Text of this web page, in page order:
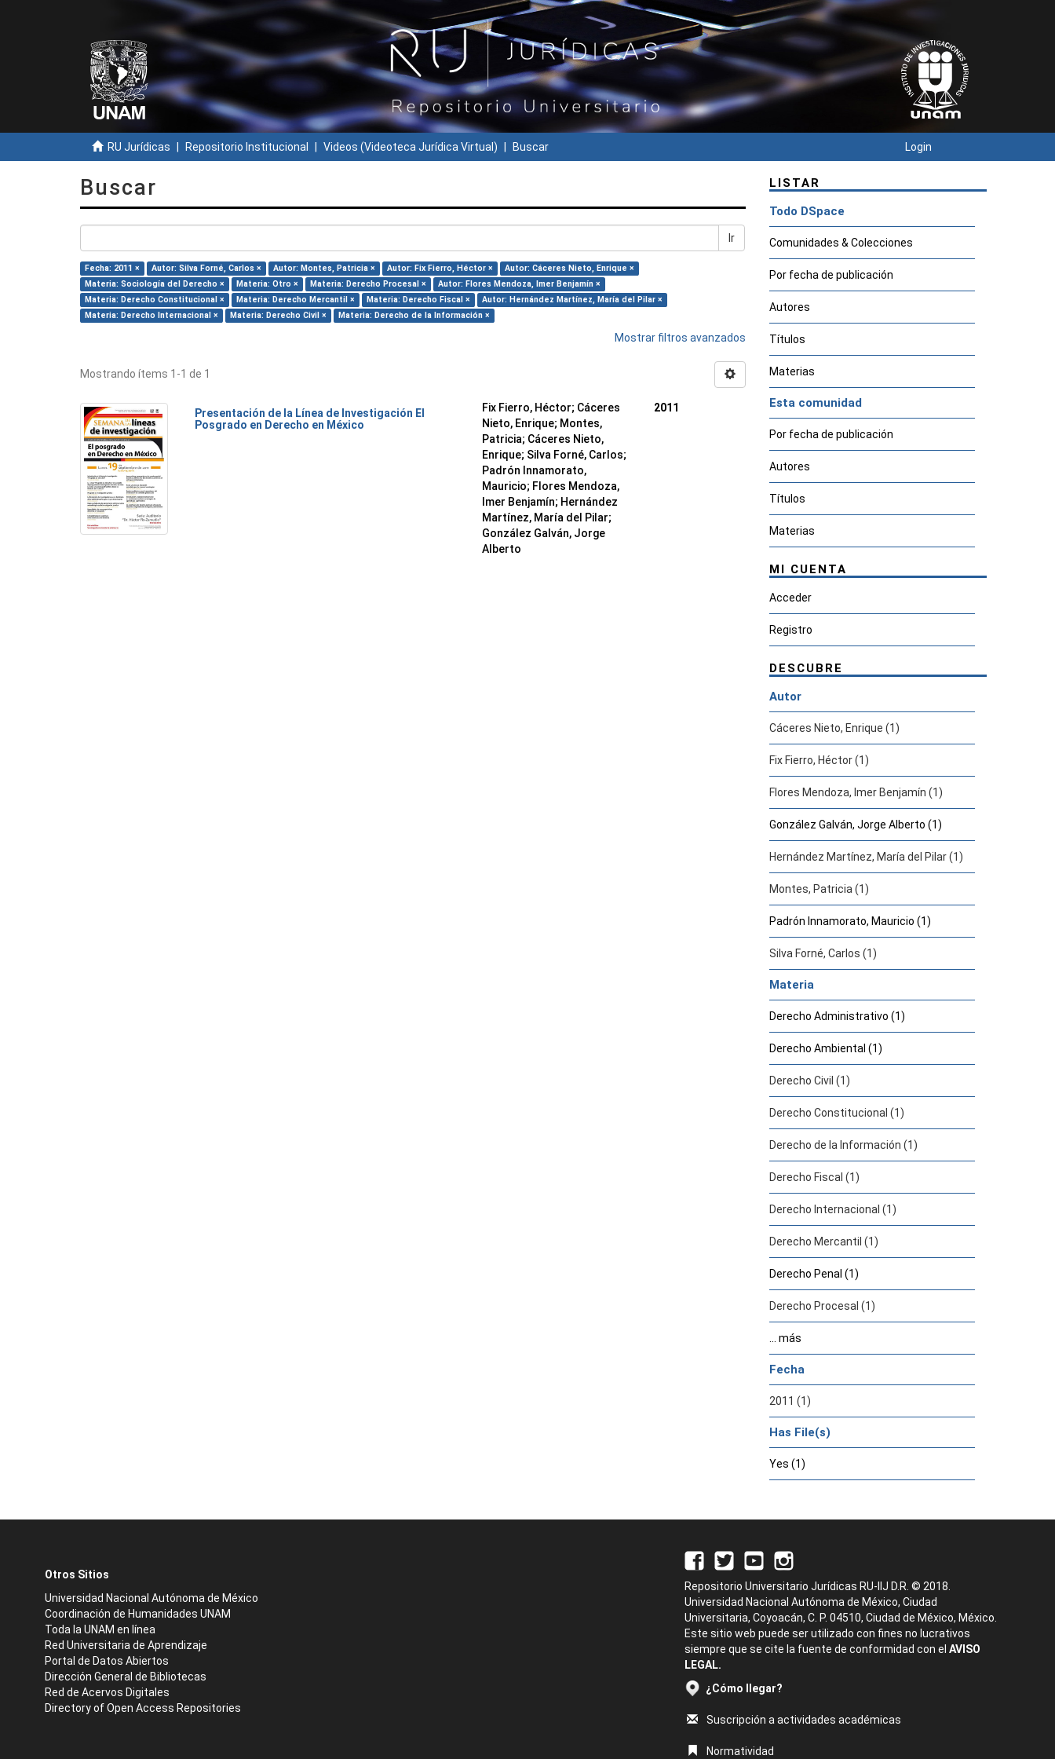
RU Jurídicas Repositorio Institucional Videos (Videoteca Jurídica Virtual) Buscar Login
Buscar
Ir
Fecha: 2011 × Autor: Silva Forné, Carlos × Autor: Montes, Patricia × Autor: Fix Fierro, Héctor ×
Autor: Cáceres Nieto, Enrique ×
Materia: Sociología del Derecho ×
Materia: Otro × Materia: Derecho Procesal ×
Autor: Flores Mendoza, Imer Benjamín ×
Materia: Derecho Constitucional ×
Materia: Derecho Mercantil × Materia: Derecho Fiscal ×
Autor: Hernández Martínez, María del Pilar ×
Materia: Derecho Internacional ×
Materia: Derecho Civil × Materia: Derecho de la Información ×
Mostrar filtros avanzados
Mostrando ítems 1-1 de 1
Presentación de la Línea de Investigación El
Posgrado en Derecho en México
Fix Fierro, Héctor; Cáceres
Nieto, Enrique; Montes,
Patricia; Cáceres Nieto,
Enrique; Silva Forné, Carlos;
Padrón Innamorato,
Mauricio; Flores Mendoza,
Imer Benjamín; Hernández
Martínez, María del Pilar;
González Galván, Jorge
Alberto
2011
LISTAR
Todo DSpace
Comunidades & Colecciones
Por fecha de publicación
Autores
Títulos
Materias
Esta comunidad
Por fecha de publicación
Autores
Títulos
Materias
MI CUENTA
Acceder
Registro
DESCUBRE
Autor
Cáceres Nieto, Enrique (1)
Fix Fierro, Héctor (1)
Flores Mendoza, Imer Benjamín (1)
González Galván, Jorge Alberto (1)
Hernández Martínez, María del Pilar (1)
Montes, Patricia (1)
Padrón Innamorato, Mauricio (1)
Silva Forné, Carlos (1)
Materia
Derecho Administrativo (1)
Derecho Ambiental (1)
Derecho Civil (1)
Derecho Constitucional (1)
Derecho de la Información (1)
Derecho Fiscal (1)
Derecho Internacional (1)
Derecho Mercantil (1)
Derecho Penal (1)
Derecho Procesal (1)
... más
Fecha
2011 (1)
Has File(s)
Yes (1)
Otros Sitios
Universidad Nacional Autónoma de México
Coordinación de Humanidades UNAM
Toda la UNAM en línea
Red Universitaria de Aprendizaje
Portal de Datos Abiertos
Dirección General de Bibliotecas
Red de Acervos Digitales
Directory of Open Access Repositories
Repositorio Universitario Jurídicas RU-IIJ D.R. © 2018.
Universidad Nacional Autónoma de México, Ciudad
Universitaria, Coyoacán, C. P. 04510, Ciudad de México, México.
Este sitio web puede ser utilizado con fines no lucrativos
siempre que se cite la fuente de conformidad con el AVISO
LEGAL.
¿Cómo llegar?
Suscripción a actividades académicas
Normatividad